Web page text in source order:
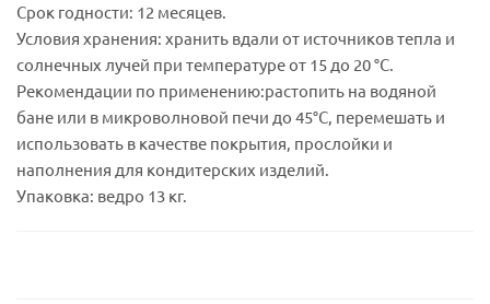
Срок годности: 12 месяцев.
Условия хранения: хранить вдали от источников тепла и
солнечных лучей при температуре от 15 до 20 °C.
Рекомендации по применению:растопить на водяной
бане или в микроволновой печи до 45°C, перемешать и
использовать в качестве покрытия, прослойки и
наполнения для кондитерских изделий.
Упаковка: ведро 13 кг.